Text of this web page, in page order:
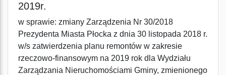
2019r.
w sprawie: zmiany Zarządzenia Nr 30/2018
Prezydenta Miasta Płocka z dnia 30 listopada 2018 r.
w/s zatwierdzenia planu remontów w zakresie
rzeczowo-finansowym na 2019 rok dla Wydziału
Zarządzania Nieruchomościami Gminy, zmienionego